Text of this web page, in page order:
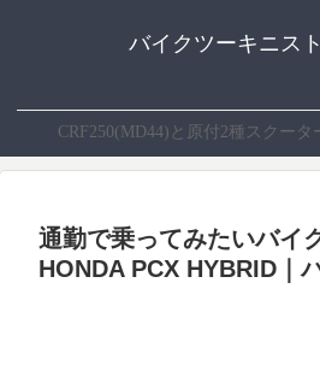
バイクツーキニス
CRF250(MD44)と原付2種スクー
通勤で乗ってみたいバイ
HONDA PCX HYBRID｜